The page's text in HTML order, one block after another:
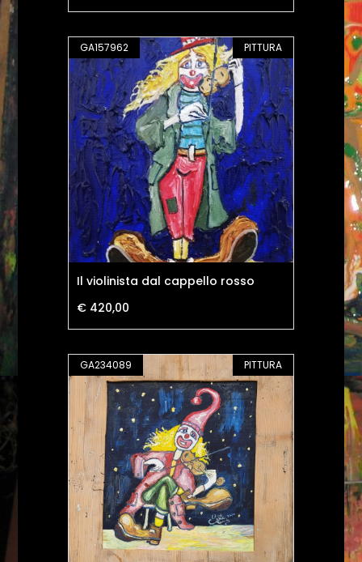
GA157962 PITTURA
Il violinista dal cappello rosso
€ 420,00
GA234089 PITTURA